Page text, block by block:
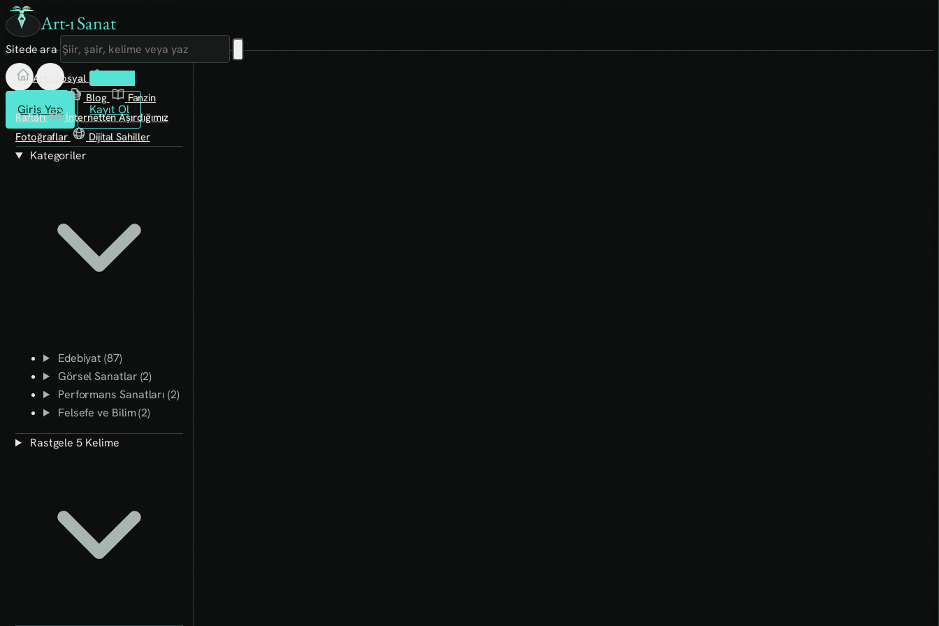
Art-ı Sanat
Sitede ara
Giriş Yap Kayıt Ol
Art-ı Sosyal
Blog
Fanzin
Rafları
İnternetten Aşırdığımız
Fotoğraflar
Dijital Sahiller
Kategoriler
Edebiyat (87)
Görsel Sanatlar (2)
Performans Sanatları (2)
Felsefe ve Bilim (2)
Rastgele 5 Kelime